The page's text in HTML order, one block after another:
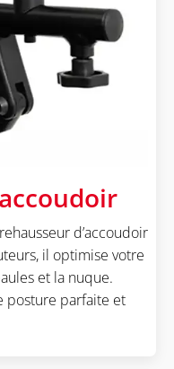
d’accoudoir
il optimise votre
et la nuque.
posture parfaite et